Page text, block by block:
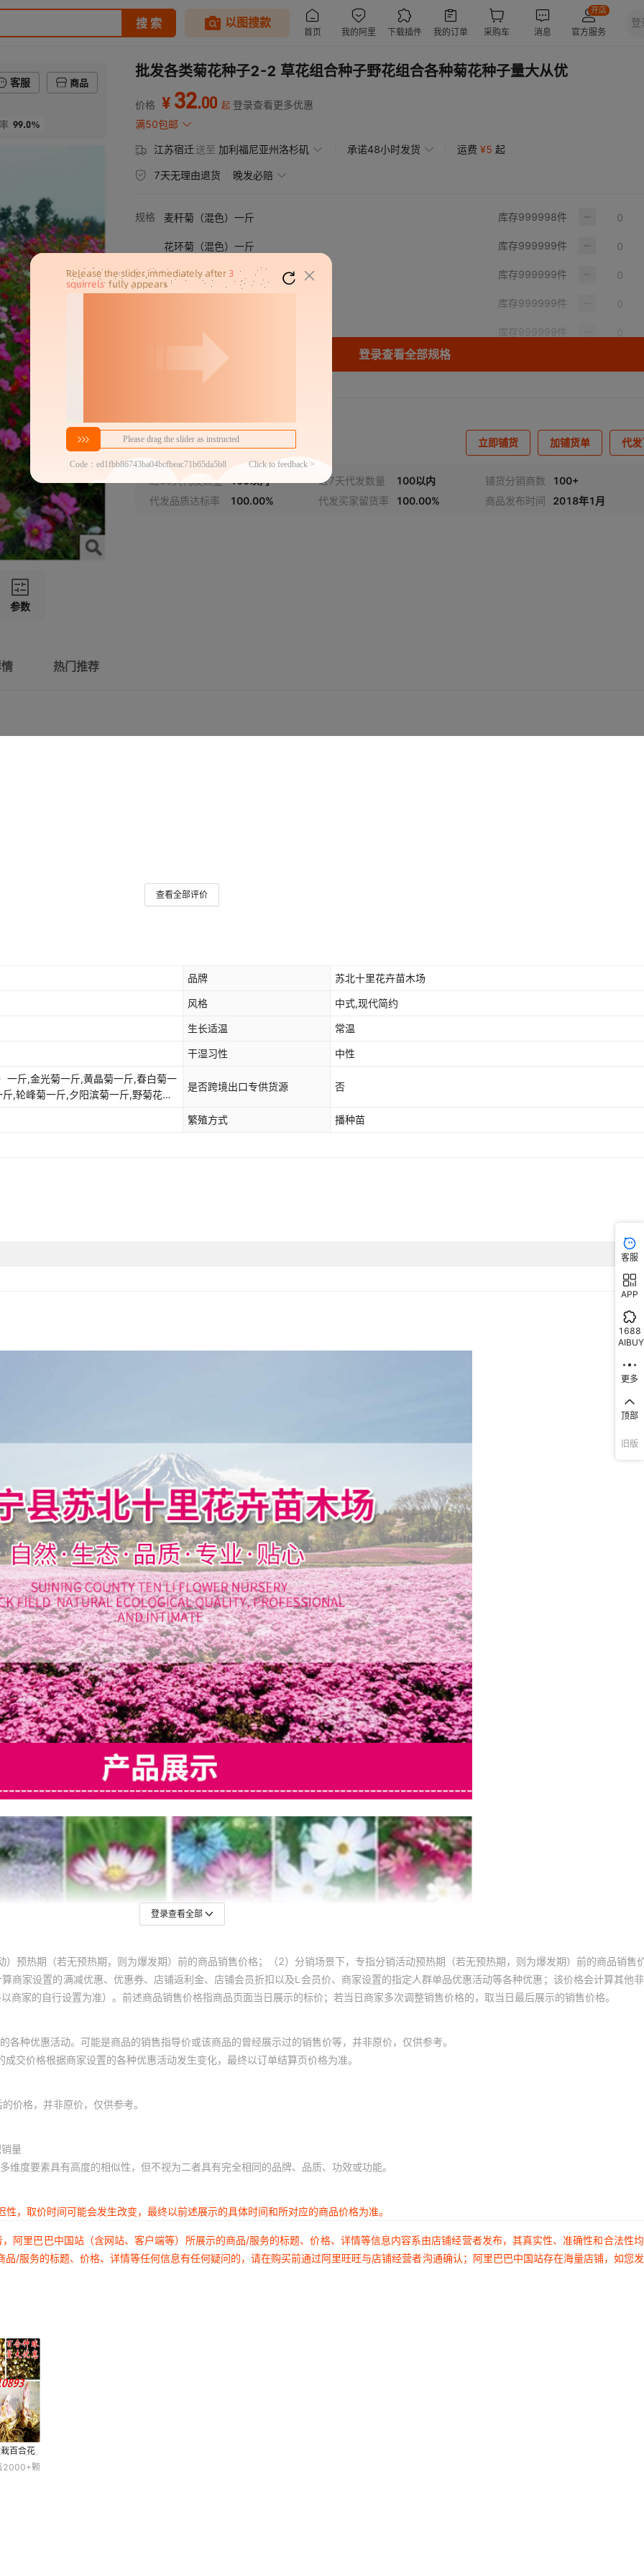
客服 商品
99.0%
参数
批发各类菊花种子2-2 草花组合种子野花组合各种菊花种子量大从优
价格 ¥ 32.00 起 登录查看更多优惠
满50包邮
江苏宿迁送至 加利福尼亚州洛杉矶 承诺48小时发货 运费 ¥5 起
7天无理由退货 晚发必赔
规格 麦秆菊（混色）一斤 库存999998件
花环菊（混色）一斤 库存999999件
金光菊一斤 库存999999件
库存999999件
春白菊一斤 库存999999件
轮峰菊一斤 库存 999999件
库存999999件
野菊花一斤 库存999999件
登录查看全部规格
密文代发
1件价格￥32 官方仓退货 立即铺货 加铺货单 代
近30天代发数量 100以内 近7天代发数量 100以内 铺货分销商数
100+
代发品质达标率
100.00% 代发买家留货率 100.00% 商品发布时间 2018年1月
热门推荐
查看全部评价
品牌 苏北十里花卉苗木场
风格 中式,现代简约
生长适温 常温
干湿习性 中性
一斤,金光菊一斤,黄晶菊一斤,春白菊一
,轮峰菊一斤,夕阳滨菊一斤,野菊花一
是否跨境出口专供货源 否
繁殖方式 播种苗
登录查看全部
预热期（若无预热期，则为爆发期）前的商品销售价格；（2）分销场景下，专指分销活动预热期（若无预热期，则为爆发期）前的商品销售
商家设置的满减优惠、优惠券、店铺返利金、店铺会员折扣以及L会员价、商家设置的指定人群单品优惠活动等各种优惠；该价格会计算其他
家的自行设置为准）。前述商品销售价格指商品页面当日展示的标价；若当日商家多次调整销售价格的，取当日最后展示的销售价格。
种优惠活动。可能是商品的销售指导价或该商品的曾经展示过的销售价等，并非原价，仅供参考。
交价格根据商家设置的各种优惠活动发生变化，最终以订单结算页价格为准。
价格，并非原价，仅供参考。
量
度要素具有高度的相似性，但不视为二者具有完全相同的品牌、品质、功效或功能。
，取价时间可能会发生改变，最终以前述展示的具体时间和所对应的商品价格为准。
阿里巴巴中国站（含网站、客户端等）所展示的商品/服务的标题、价格、详情等信息内容系由店铺经营者发布，其真实性、准确性和合法性
/服务的标题、价格、详情等任何信息有任何疑问的，请在购买前通过阿里旺旺与店铺经营者沟通确认；阿里巴巴中国站存在海量店铺，如您
百合花
2000+颗
客服
APP
1688
AIBUY
更多
顶部
旧版